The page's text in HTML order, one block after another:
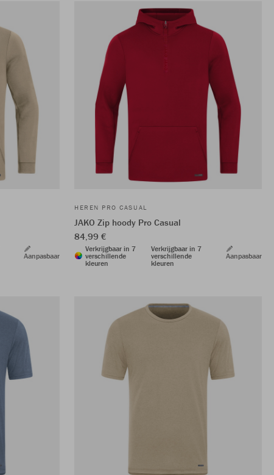
Aanpasbaar
HEREN PRO CASUAL
JAKO Zip hoody Pro Casual
84,99 €
Verkrijgbaar in 7
verschillende
kleuren
Verkrijgbaar in 7
verschillende
kleuren
Aanpasbaar